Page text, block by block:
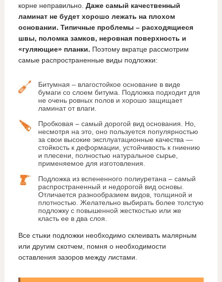
корне неправильно. Даже самый качественный
ламинат не будет хорошо лежать на плохом
основании. Типичные проблемы – расходящиеся
швы, поломка замков, неровная поверхность и
«гуляющие» планки. Поэтому вкратце рассмотрим
самые распространенные виды подложки:
Битумная – влагостойкое основание в виде
бумаги со слоем битума. Подложка подходит для
не очень ровных полов и хорошо защищает
ламинат от влаги.
Пробковая – самый дорогой вид основания. Но,
несмотря на это, оно пользуется популярностью
за свои высокие эксплуатационные качества —
стойкость к деформации, устойчивость к гниению
и плесени, полностью натуральное сырье,
применяемое для изготовления.
Подложка из вспененного полиуретана – самый
распространенный и недорогой вид основы.
Отличается разнообразием видов, толщиной и
плотностью. Желательно выбирать более толстую
подложку с повышенной жесткостью или же
класть ее в два слоя.
Все стыки подложки необходимо склеивать малярным
или другим скотчем, помня о необходимости
оставления зазоров между листами.